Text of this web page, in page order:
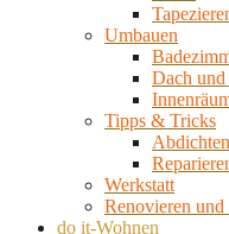
Umbauen
Dach und
Tipps & Tricks
Werkstatt
Renovieren
do it-Wohnen